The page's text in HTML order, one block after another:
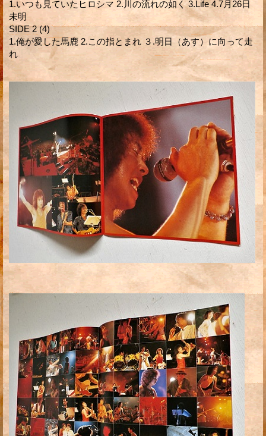
1.いつも見ていたヒロシマ 2.川の流れの如く 3.Life 4.7月26日
未明
SIDE 2 (4)
1.俺が愛した馬鹿 2.この指とまれ ３.明日（あす）に向って走
れ